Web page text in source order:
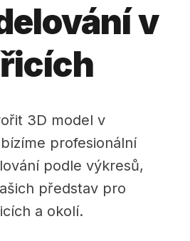
v
3D model v
profesionální
podle výkresů,
představ pro
a okolí.